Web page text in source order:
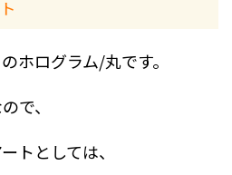
ホログラム/丸です。
で、
トとしては、